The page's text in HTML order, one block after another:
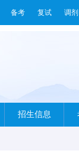
备考 复试 调剂
招生信息